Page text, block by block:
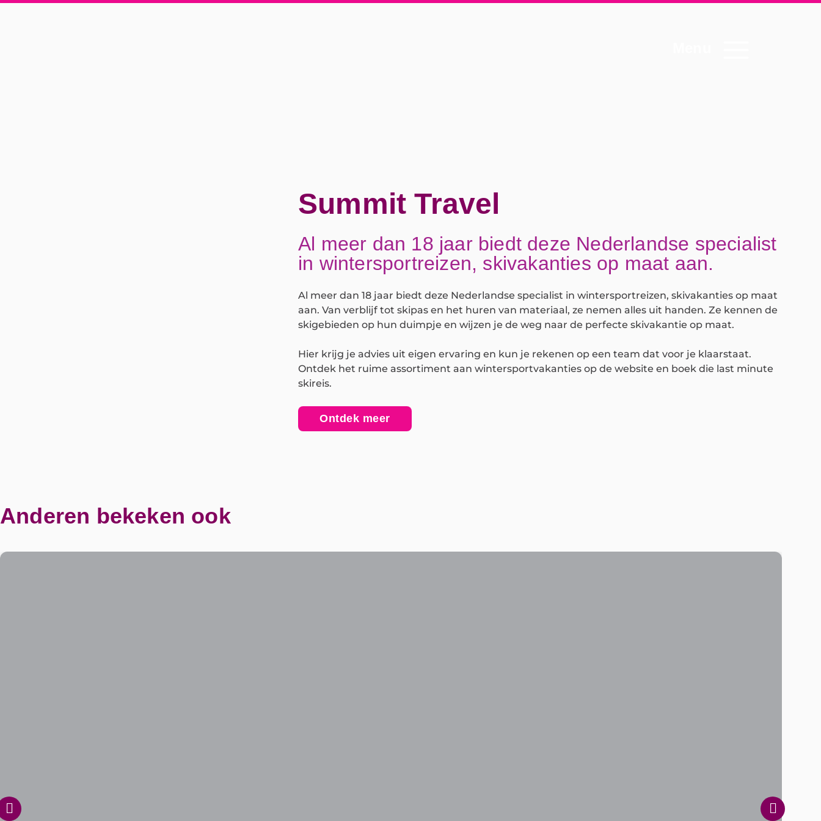
Summit Travel
Al meer dan 18 jaar biedt deze Nederlandse specialist
in wintersportreizen, skivakanties op maat aan.
Al meer dan 18 jaar biedt deze Nederlandse specialist in wintersportreizen, skivakanties op maat
aan. Van verblijf tot skipas en het huren van materiaal, ze nemen alles uit handen. Ze kennen de
skigebieden op hun duimpje en wijzen je de weg naar de perfecte skivakantie op maat.
Hier krijg je advies uit eigen ervaring en kun je rekenen op een team dat voor je klaarstaat.
Ontdek het ruime assortiment aan wintersportvakanties op de website en boek die last minute
skireis.
Ontdek meer
Anderen bekeken ook